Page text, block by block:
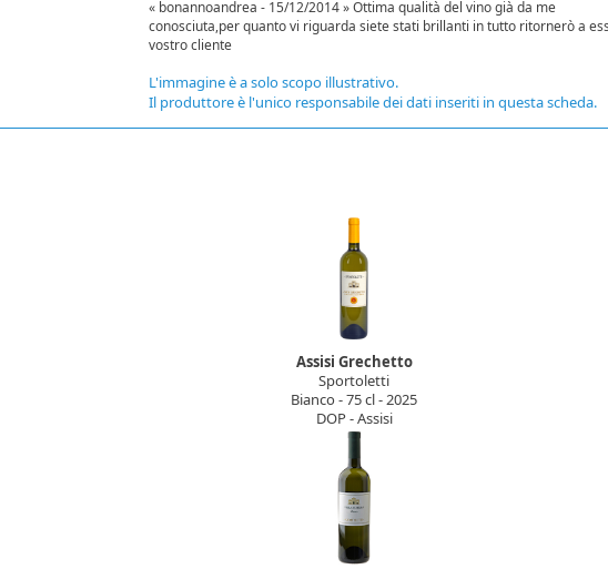
« bonannoandrea - 15/12/2014 » Ottima qualità del vino già da me
conosciuta,per quanto vi riguarda siete stati brillanti in tutto ritornerò a
vostro cliente
L'immagine è a solo scopo illustrativo.
Il produttore è l'unico responsabile dei dati inseriti in questa scheda.
Assisi Grechetto
Sportoletti
Bianco - 75 cl - 2025
DOP - Assisi